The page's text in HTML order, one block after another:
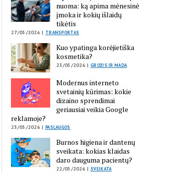
nuoma: ką apima mėnesinė
įmoka ir kokių išlaidų
tikėtis
27/05/2026 | TRANSPORTAS
Kuo ypatinga korėjietiška
kosmetika?
23/05/2026 | GROŽIS IR MADA
Modernus interneto
svetainių kūrimas: kokie
dizaino sprendimai
geriausiai veikia Google
reklamoje?
23/05/2026 | PASLAUGOS
Burnos higiena ir dantenų
sveikata: kokias klaidas
daro dauguma pacientų?
22/05/2026 | SVEIKATA